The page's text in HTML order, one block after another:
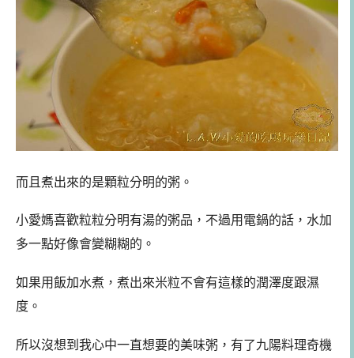
而且煮出來的是顆粒分明的粥。
小愛媽喜歡粒粒分明有湯的粥品，不過用電鍋的話，水加
多一點好像會變糊糊的。
如果用飯加水煮，煮出來米粒不會有這樣的潤澤度跟濕
度。
所以沒想到我心中一直想要的美味粥，有了九陽料理奇機